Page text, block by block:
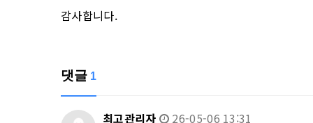
감사합니다.
댓글 1
최고관리자 26-05-06 13:31